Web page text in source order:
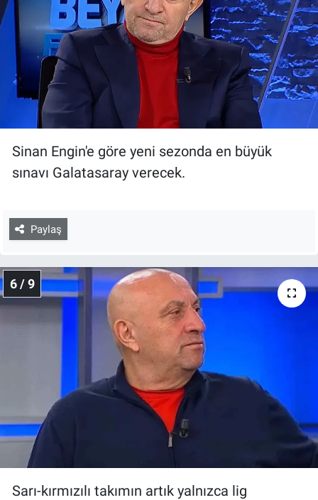
Sinan Engin'e göre yeni sezonda en büyük
sınavı Galatasaray verecek.
Paylaş
6 / 9
Sarı-kırmızılı takımın artık yalnızca lig